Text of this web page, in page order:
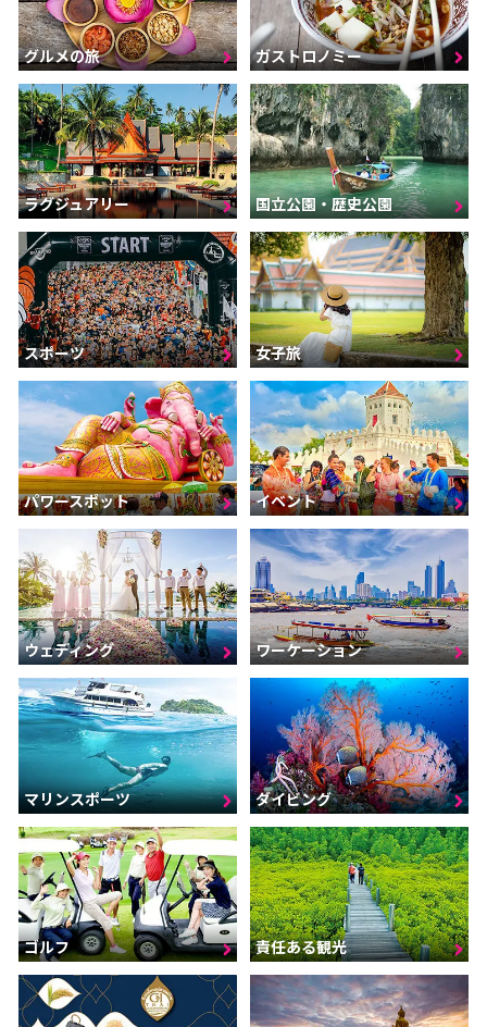
グルメの旅 ガストロノミー
ラグジュアリー 国立公園・歴史公園
スポーツ 女子旅
パワースポット イベント
ウェディング ワーケーション
マリンスポーツ ダイビング
ゴルフ 責任ある観光